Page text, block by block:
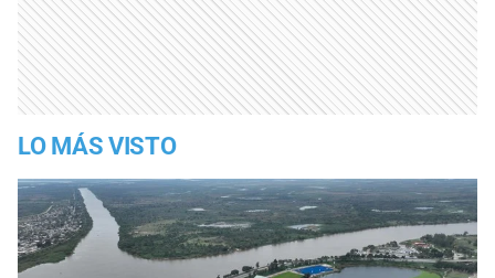
LO MÁS VISTO